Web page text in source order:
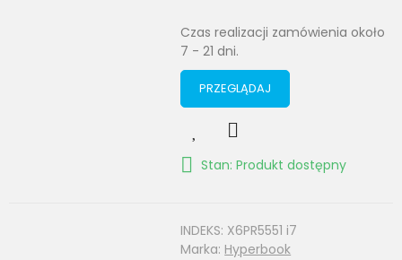
Czas realizacji zamówienia około
7 - 21 dni.
PRZEGLĄDAJ
Stan: Produkt dostępny
INDEKS: X6PR5551 i7
Marka: Hyperbook